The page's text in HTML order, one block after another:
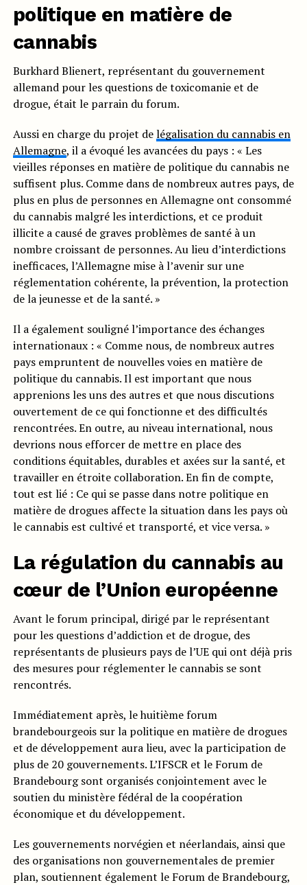
politique en matière de
cannabis
Burkhard Blienert, représentant du gouvernement
allemand pour les questions de toxicomanie et de
drogue, était le parrain du forum.
Aussi en charge du projet delégalisation du cannabis en
Allemagne, il a évoqué les avancées du pays : « Les
vieilles réponses en matière de politique du cannabis ne
suffisent plus. Comme dans de nombreux autres pays, de
plus en plus de personnes en Allemagne ont consommé
du cannabis malgré les interdictions, et ce produit
illicite a causé de graves problèmes de santé à un
nombre croissant de personnes. Au lieu d’interdictions
inefficaces, l’Allemagne mise à l’avenir sur une
réglementation cohérente, la prévention, la protection
de la jeunesse et de la santé. »
Il a également souligné l’importance des échanges
internationaux : « Comme nous, de nombreux autres
pays empruntent de nouvelles voies en matière de
politique du cannabis. Il est important que nous
apprenions les uns des autres et que nous discutions
ouvertement de ce qui fonctionne et des difficultés
rencontrées. En outre, au niveau international, nous
devrions nous efforcer de mettre en place des
conditions équitables, durables et axées sur la santé, et
travailler en étroite collaboration. En fin de compte,
tout est lié : Ce qui se passe dans notre politique en
matière de drogues affecte la situation dans les pays où
le cannabis est cultivé et transporté, et vice versa. »
La régulation du cannabis au
cœur de l’Union européenne
Avant le forum principal, dirigé par le représentant
pour les questions d’addiction et de drogue, des
représentants de plusieurs pays de l’UE qui ont déjà pris
des mesures pour réglementer le cannabis se sont
rencontrés.
Immédiatement après, le huitième forum
brandebourgeois sur la politique en matière de drogues
et de développement aura lieu, avec la participation de
plus de 20 gouvernements. L’IFSCR et le Forum de
Brandebourg sont organisés conjointement avec le
soutien du ministère fédéral de la coopération
économique et du développement.
Les gouvernements norvégien et néerlandais, ainsi que
des organisations non gouvernementales de premier
plan, soutiennent également le Forum de Brandebourg,